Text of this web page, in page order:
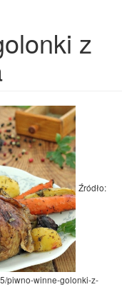
z
Źródło:
piwno-winne-golonki-z-